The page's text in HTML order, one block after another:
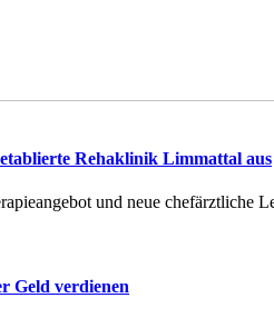
Rehaklinik Limmattal aus
und neue
Geld verdienen